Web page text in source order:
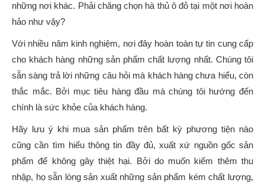
những nơi khác. Phải chăng chọn hà thủ ô đỏ tại một nơi hoàn
hảo như vậy?
Với nhiều năm kinh nghiệm, nơi đây hoàn toàn tự tin cung cấp
cho khách hàng những sản phẩm chất lượng nhất. Chúng tôi
sẵn sàng trả lời những câu hỏi mà khách hàng chưa hiểu, còn
thắc mắc. Bởi mục tiêu hàng đầu mà chúng tôi hướng đến
chính là sức khỏe của khách hàng.
Hãy lưu ý khi mua sản phẩm trên bất kỳ phương tiện nào
cũng cần tìm hiểu thông tin đầy đủ, xuất xứ nguồn gốc sản
phẩm để không gây thiệt hại. Bởi do muốn kiếm thêm thu
nhập, họ sẵn lòng sản xuất những sản phẩm kém chất lượng,